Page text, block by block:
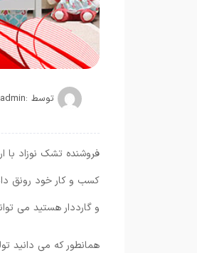
توسط :admin
فروشنده تشک نوزاد با
کسب و کار خود رونق
و گارددار هستید می
همانطور که می دانید